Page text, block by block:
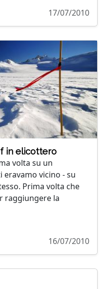
17/07/2010
in elicottero
volta su un
eravamo vicino - su
Prima volta che
raggiungere la
16/07/2010